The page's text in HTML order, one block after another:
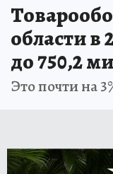
области в
до 750,2
Это почти на